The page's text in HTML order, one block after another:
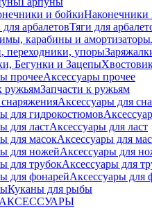
Наконечники
Тяги для
Аксессуары прочее
Запчасти к ружьям
Аксессуары для
Аксессуары для ласт
Аксессуары для
Аксессуары для
Аксессуары для
Аксессуары для
Куканы для рыбы
АКСЕССУАРЫ